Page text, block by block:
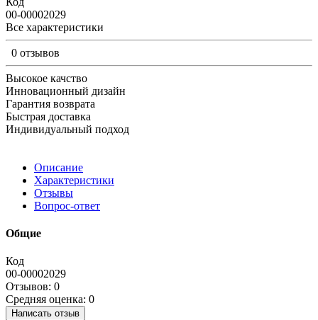
00-00002029
Все характеристики
0 отзывов
Высокое качство
Инновационный дизайн
Гарантия возврата
Быстрая доставка
Индивидуальный подход
Описание
Характеристики
Отзывы
Вопрос-ответ
Общие
Код
00-00002029
Отзывов: 0
Средняя оценка: 0
Написать отзыв